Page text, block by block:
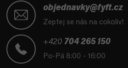
objednavky@fyft.cz
Zeptej se nás na cokoliv!
+420 704 265 150
Po-Pá 8:00 - 16:00